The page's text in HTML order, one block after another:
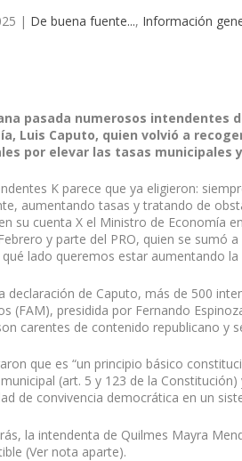
| De buena fuente..., Información
pasada numerosos intendentes
Luis Caputo, quien volvió a
por elevar las tasas municipales
K parece que ya eligieron:
aumentando tasas y tratando de
su cuenta X el Ministro de Economía
y parte del PRO, quien se sumó
qué lado queremos estar aumentando
declaración de Caputo, más de 500
(FAM), presidida por Fernando
carentes de contenido republicano y
que es “un principio básico
(art. 5 y 123 de la
de convivencia democrática en un
la intendenta de Quilmes Mayra
(Ver nota aparte).